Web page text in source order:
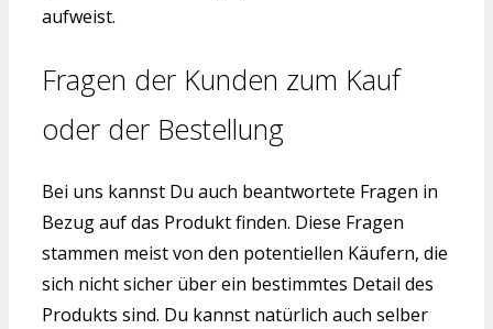
aufweist.
Fragen der Kunden zum Kauf
oder der Bestellung
Bei uns kannst Du auch beantwortete Fragen in
Bezug auf das Produkt finden. Diese Fragen
stammen meist von den potentiellen Käufern, die
sich nicht sicher über ein bestimmtes Detail des
Produkts sind. Du kannst natürlich auch selber